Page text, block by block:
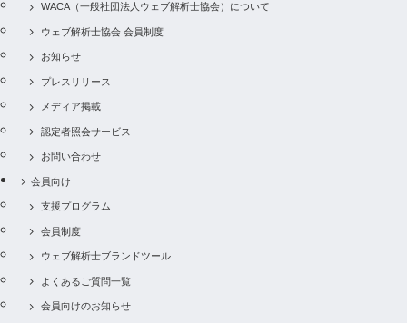
WACA（一般社団法人ウェブ解析士協会）について
ウェブ解析士協会 会員制度
お知らせ
プレスリリース
メディア掲載
認定者照会サービス
お問い合わせ
会員向け
支援プログラム
会員制度
ウェブ解析士ブランドツール
よくあるご質問一覧
会員向けのお知らせ